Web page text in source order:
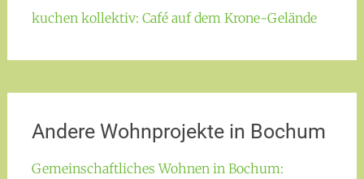
kuchen kollektiv: Café auf dem Krone-Gelände
Andere Wohnprojekte in Bochum
Gemeinschaftliches Wohnen in Bochum: